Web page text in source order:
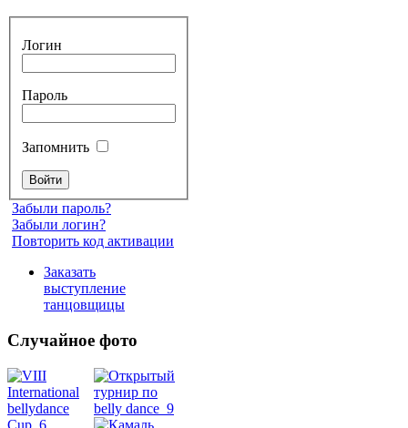
Логин
Пароль
Запомнить
Забыли пароль?
Забыли логин?
Повторить код активации
Заказать
выступление
танцовщицы
Случайное фото